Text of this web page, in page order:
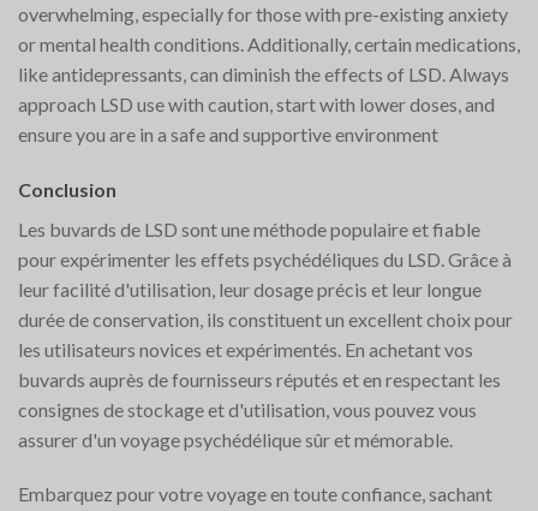
overwhelming, especially for those with pre-existing anxiety
or mental health conditions. Additionally, certain medications,
like antidepressants, can diminish the effects of LSD. Always
approach LSD use with caution, start with lower doses, and
ensure you are in a safe and supportive environment​
Conclusion
Les buvards de LSD sont une méthode populaire et fiable
pour expérimenter les effets psychédéliques du LSD. Grâce à
leur facilité d'utilisation, leur dosage précis et leur longue
durée de conservation, ils constituent un excellent choix pour
les utilisateurs novices et expérimentés. En achetant vos
buvards auprès de fournisseurs réputés et en respectant les
consignes de stockage et d'utilisation, vous pouvez vous
assurer d'un voyage psychédélique sûr et mémorable.
Embarquez pour votre voyage en toute confiance, sachant